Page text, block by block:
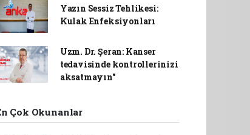
Yazın Sessiz Tehlikesi:
Kulak Enfeksiyonları
Uzm. Dr. Şeran: Kanser
tedavisinde kontrollerinizi
aksatmayın"
Çok Okunanlar